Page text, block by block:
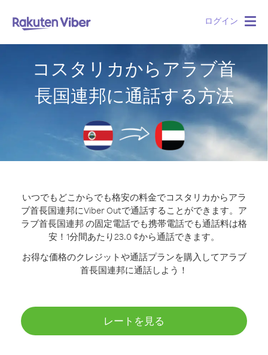
ログイン
コスタリカからアラブ首
長国連邦に通話する方法
いつでもどこからでも格安の料金でコスタリカからアラ
ブ首長国連邦にViber Outで通話することができます。 ア
ラブ首長国連邦 の固定電話でも携帯電話でも通話料は格
安！1分間あたり23.0 ¢から通話できます。
お得な価格のクレジットや通話プランを購入してアラブ
首長国連邦に通話しよう！
レートを見る